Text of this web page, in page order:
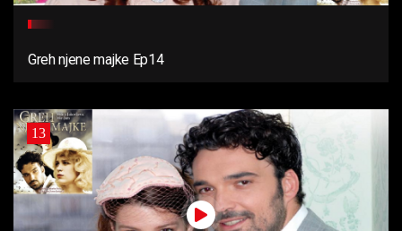
Greh njene majke Ep14
13